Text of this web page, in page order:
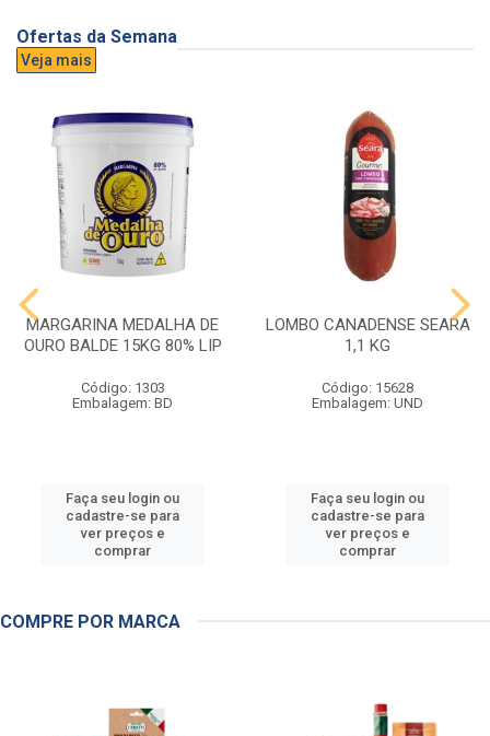
Ofertas da Semana
Veja mais
MARGARINA MEDALHA DE
OURO BALDE 15KG 80% LIP
Código: 1303
Embalagem: BD
Faça seu login ou
cadastre-se para
ver preços e
comprar
LOMBO CANADENSE SEARA
1,1 KG
Código: 15628
Embalagem: UND
Faça seu login ou
cadastre-se para
ver preços e
comprar
COMPRE POR MARCA